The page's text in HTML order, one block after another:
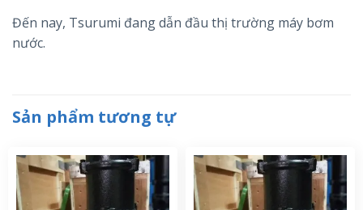
Đến nay, Tsurumi đang dẫn đầu thị trường máy bơm
nước.
Sản phẩm tương tự